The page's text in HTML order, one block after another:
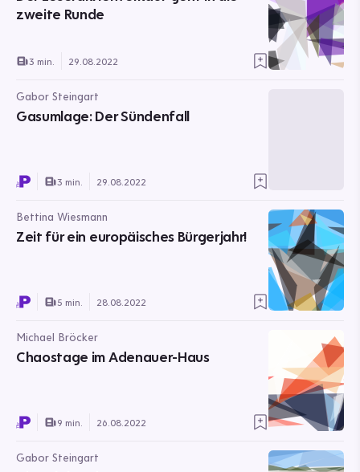
zweite Runde
3 min. 29.08.2022
Gabor Steingart
Gasumlage: Der Sündenfall
3 min. 29.08.2022
Bettina Wiesmann
Zeit für ein europäisches Bürgerjahr!
5 min. 28.08.2022
Michael Bröcker
Chaostage im Adenauer-Haus
9 min. 26.08.2022
Gabor Steingart